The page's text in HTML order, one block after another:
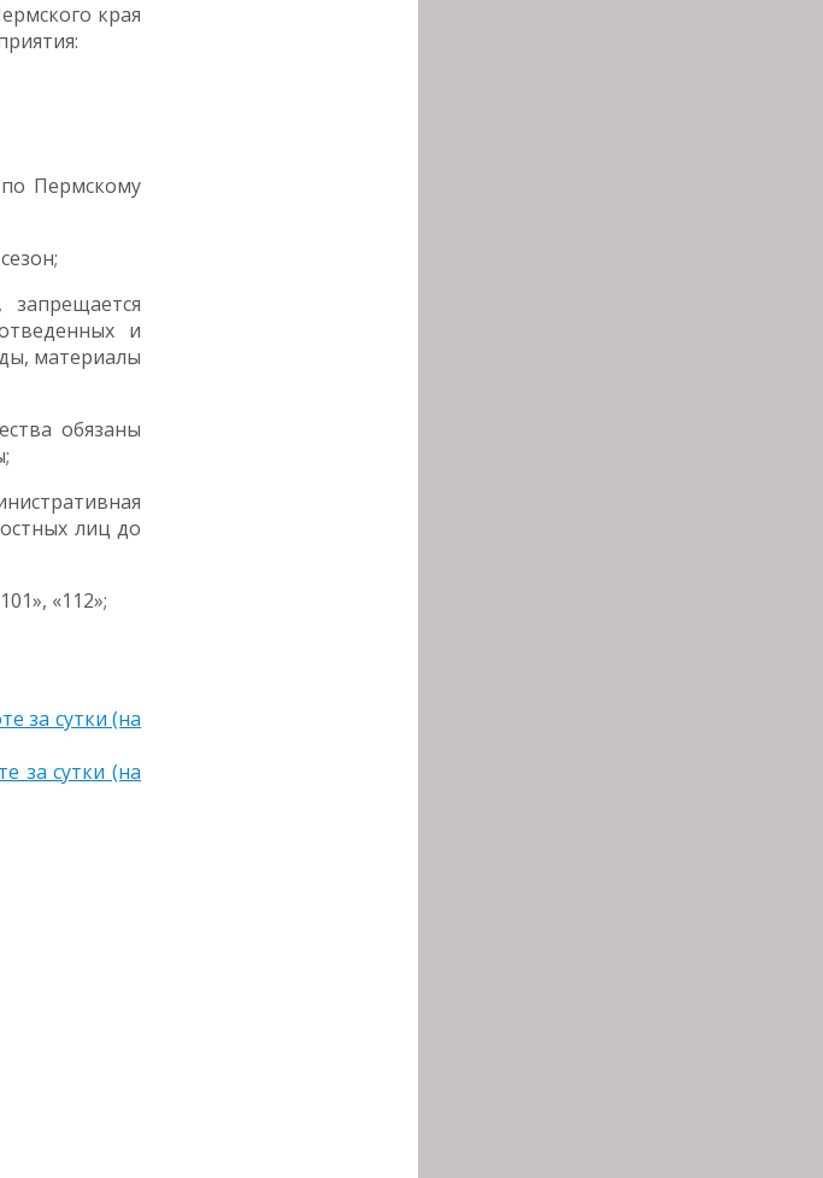
края
Пермскому
и
материалы
обязаны
лиц до
«112»;
за сутки (на
за сутки (на